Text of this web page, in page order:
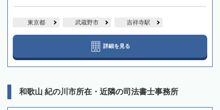
東京都 武蔵野市 吉祥寺駅
詳細を見る
和歌山 紀の川市所在・近隣の司法書士事務所